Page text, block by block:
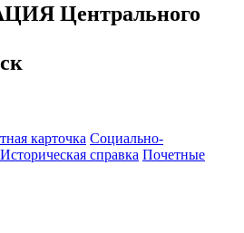
Центрального
карточка Социально-
Историческая справка Почетные